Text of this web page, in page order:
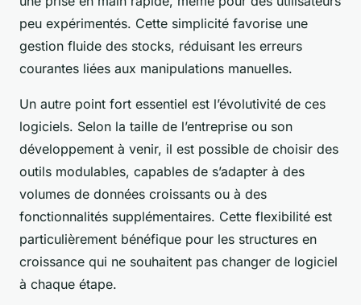
peu expérimentés. Cette simplicité favorise une
gestion fluide des stocks, réduisant les erreurs
courantes liées aux manipulations manuelles.
Un autre point fort essentiel est l’évolutivité de ces
logiciels. Selon la taille de l’entreprise ou son
développement à venir, il est possible de choisir des
outils modulables, capables de s’adapter à des
volumes de données croissants ou à des
fonctionnalités supplémentaires. Cette flexibilité est
particulièrement bénéfique pour les structures en
croissance qui ne souhaitent pas changer de logiciel
à chaque étape.